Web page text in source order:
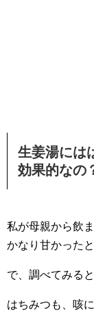
生姜湯には
効果的なの
私が母親から飲
かなり甘かった
で、調べてみると
はちみつも、咳